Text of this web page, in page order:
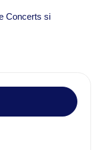
Concerts si